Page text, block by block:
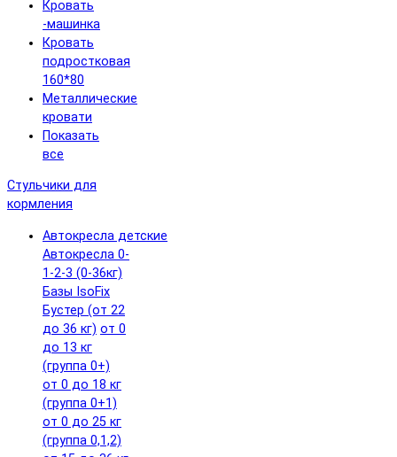
Кровать
-машинка
Кровать
подростковая
160*80
Металлические
кровати
Показать
все
Стульчики для
кормления
Автокресла детские
Автокресла 0-
1-2-3 (0-36кг)
Базы IsoFix
Бустер (от 22
до 36 кг) от 0
до 13 кг
(группа 0+)
от 0 до 18 кг
(группа 0+1)
от 0 до 25 кг
(группа 0,1,2)